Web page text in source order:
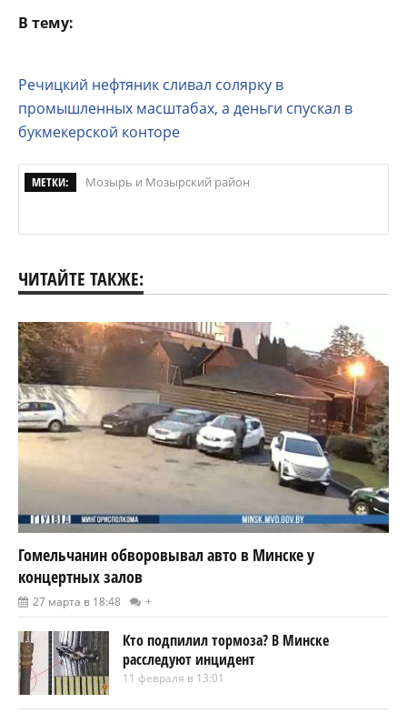
В тему:
Речицкий нефтяник сливал солярку в
промышленных масштабах, а деньги спускал в
букмекерской конторе
МЕТКИ: Мозырь и Мозырский район
ЧИТАЙТЕ ТАКЖЕ:
Гомельчанин обворовывал авто в Минске у
концертных залов
27 марта в 18:48 +
Кто подпилил тормоза? В Минске
расследуют инцидент
11 февраля в 13:01